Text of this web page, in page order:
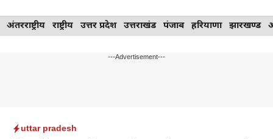
Skip
to
अंतरराष्ट्रीय राष्ट्रीय उत्तर प्रदेश उत्तराखंड पंजाब हरियाणा झारखण्ड
---Advertisement---
uttar pradesh